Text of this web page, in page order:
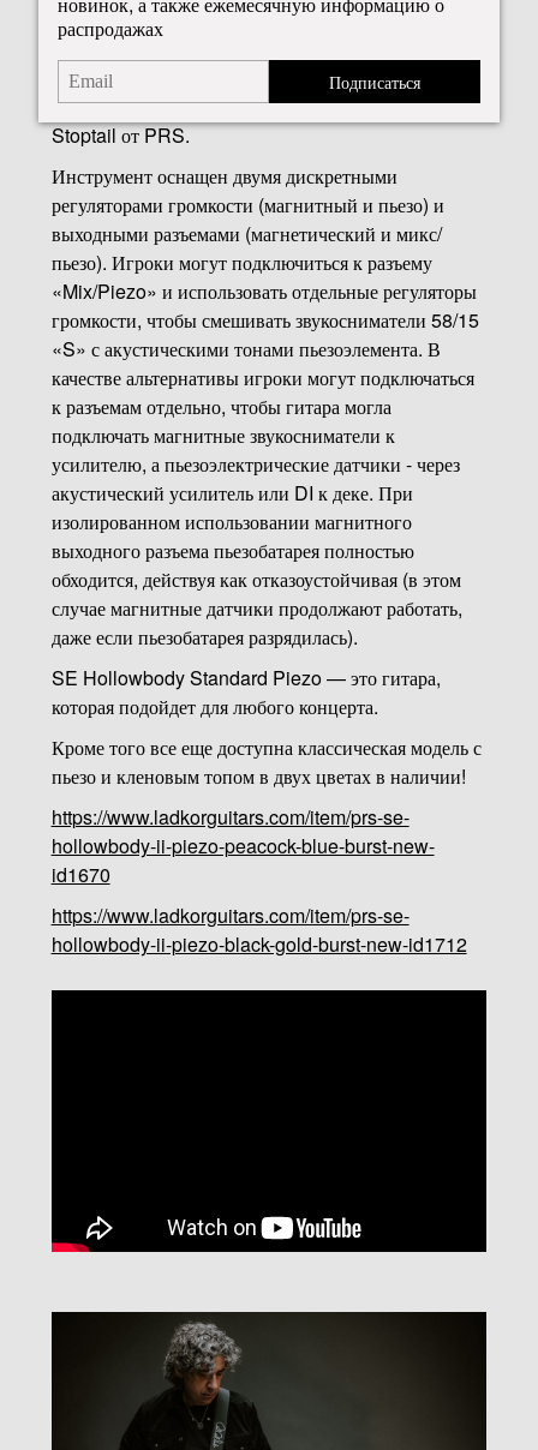
акустических, так и электрических тембров в одном
инструменте. Дополнительные функции включают
в себя широкий толстый гриф с 22 ладами,
костяной порожек и регулируемый бридж Piezo
Stoptail от PRS.
Инструмент оснащен двумя дискретными
регуляторами громкости (магнитный и пьезо) и
выходными разъемами (магнетический и микс/
пьезо). Игроки могут подключиться к разъему
«Mix/Piezo» и использовать отдельные регуляторы
громкости, чтобы смешивать звукосниматели 58/15
«S» с акустическими тонами пьезоэлемента. В
качестве альтернативы игроки могут подключаться
к разъемам отдельно, чтобы гитара могла
подключать магнитные звукосниматели к
усилителю, а пьезоэлектрические датчики - через
акустический усилитель или DI к деке. При
изолированном использовании магнитного
выходного разъема пьезобатарея полностью
обходится, действуя как отказоустойчивая (в этом
случае магнитные датчики продолжают работать,
даже если пьезобатарея разрядилась).
SE Hollowbody Standard Piezo — это гитара,
которая подойдет для любого концерта.
Кроме того все еще доступна классическая модель с
пьезо и кленовым топом в двух цветах в наличии!
https://www.ladkorguitars.com/item/prs-se-
hollowbody-ii-piezo-peacock-blue-burst-new-
id1670
https://www.ladkorguitars.com/item/prs-se-
hollowbody-ii-piezo-black-gold-burst-new-id1712
распродажах
Подписаться